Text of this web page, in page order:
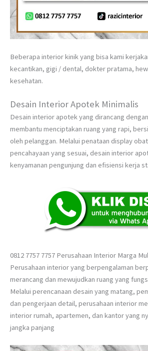
Beberapa interior kinik yang bisa kami
kecantikan, gigi / dental, dokter pratama,
kesehatan.
Desain Interior Apotek Minimalis
Desain interior apotek yang dirancang
membantu menciptakan ruang yang rapi,
oleh pelanggan. Melalui penataan display
pencahayaan yang sesuai, desain interior
kenyamanan pengunjung dan efisiensi kerja
0812 7757 7757 Perusahaan Interior Marga
Perusahaan interior yang berpengalaman
merancang dan mewujudkan ruang yang
Melalui perencanaan desain yang matang,
dan pengerjaan detail, perusahaan interior
interior rumah, apartemen, dan kantor yang
jangka panjang